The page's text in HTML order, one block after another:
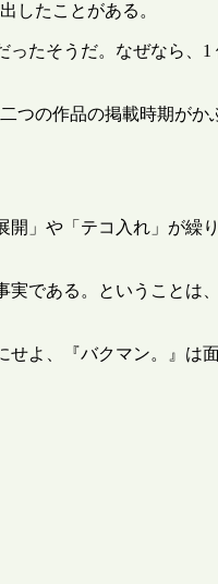
したことがある。
ったそうだ。なぜなら、1
の作品の掲載時期がか
」や「テコ入れ」が繰
である。ということは
よ、『バクマン。』は面